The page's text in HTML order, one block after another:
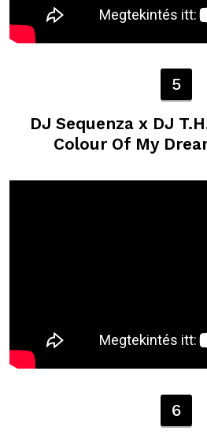
5
DJ Sequenza x DJ
Colour Of My
6